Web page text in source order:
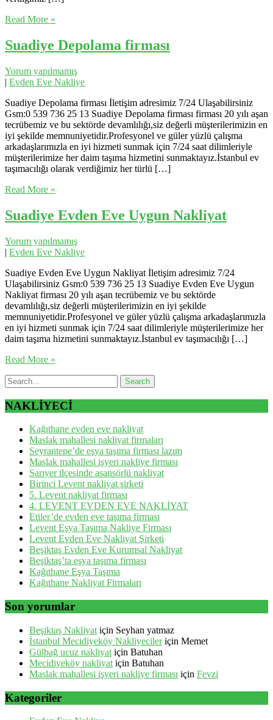
Read More »
Suadiye Depolama firması
Yorum yapılmamış
| Evden Eve Nakliye
Suadiye Depolama firması İletişim adresimiz 7/24 Ulaşabilirsiniz
Gsm:0 539 736 25 13 Suadiye Depolama firması firması 20 yılı aşan
tecrübemiz ve bu sektörde devamlılığı,siz değerli müşterilerimizin en
iyi şekilde memnuniyetidir.Profesyonel ve güler yüzlü çalışma
arkadaşlarımızla en iyi hizmeti sunmak için 7/24 saat dilimleriyle
müşterilerimize her daim taşıma hizmetini sunmaktayız.İstanbul ev
taşımacılığı olarak verdiğimiz her türlü […]
Read More »
Suadiye Evden Eve Uygun Nakliyat
Yorum yapılmamış
| Evden Eve Nakliye
Suadiye Evden Eve Uygun Nakliyat İletişim adresimiz 7/24
Ulaşabilirsiniz Gsm:0 539 736 25 13 Suadiye Evden Eve Uygun
Nakliyat firması 20 yılı aşan tecrübemiz ve bu sektörde
devamlılığı,siz değerli müşterilerimizin en iyi şekilde
memnuniyetidir.Profesyonel ve güler yüzlü çalışma arkadaşlarımızla
en iyi hizmeti sunmak için 7/24 saat dilimleriyle müşterilerimize her
daim taşıma hizmetini sunmaktayız.İstanbul ev taşımacılığı […]
Read More »
NAKLİYECİ
Kağıthane evden eve nakliyat
Maslak mahallesi nakliyat firmaları
Seyrantepe’de eşya taşıma firması lazım
Maslak mahallesi işyeri nakliye firması
Sarıyer ilçesinde asansörlü nakliyat
Birinci Levent nakliyat şirketi
5. Levent nakliyat firması
4. LEVENT EVDEN EVE NAKLİYAT
Etiler’de evden eve taşıma firması
Levent Eşya Taşıma Nakliye Firması
Levent Evden Eve Nakliyat Şirketi
Beşiktaş Evden Eve Kurumsal Nakliyat
Beşiktaş’ta eşya taşıma firması
Kağıthane Eşya Taşıma
Kağıthane Nakliyat Firmaları
Son yorumlar
Beşiktaş Nakliyat için Seyhan yatmaz
İstanbul Mecidiyeköy Nakliyecileriçin Memet
Gülbağ ucuz nakliyat için Batuhan
Mecidiyeköy nakliyat için Batuhan
Maslak mahallesi işyeri nakliye firması için Fevzi
Kategoriler